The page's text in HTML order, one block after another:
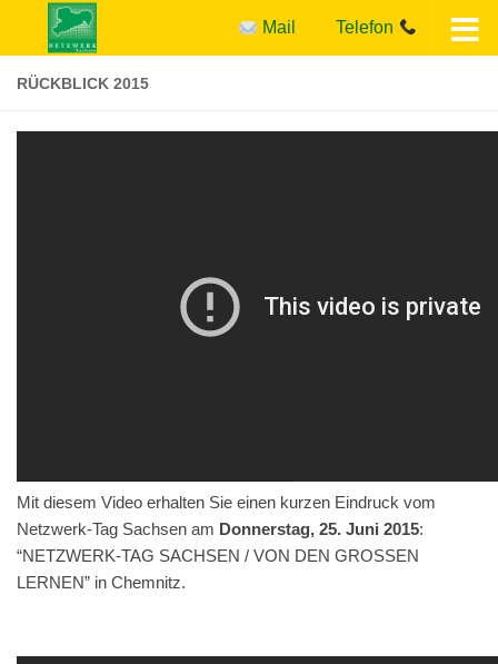
Zum Inhalt springen Mail Telefon
RÜCKBLICK 2015
Mit diesem Video erhal­ten Sie einen kur­zen Ein­druck vom
Net­zw­erk-Tag Sach­sen am Don­ner­stag, 25. Juni 2015:
“NETZWERK-TAG SACHSEN / VON DEN GROSSEN
LERNEN” in Chemnitz.